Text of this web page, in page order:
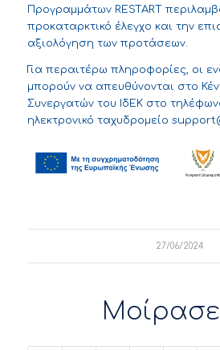
Προγραμμάτων RESTART
προκαταρκτικό έλεγχο και την
αξιολόγηση των προτάσεων.
Για περαιτέρω πληροφορίες, οι
μπορούν να απευθύνονται στο
Συνεργατών του ΙδΕΚ στο
ηλεκτρονικό ταχυδρομείο
27/06/2024